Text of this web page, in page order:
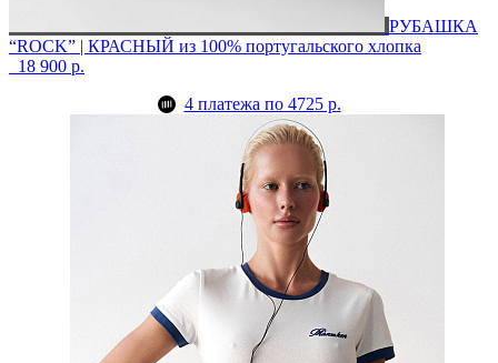
РУБАШКА
“ROCK” | КРАСНЫЙ из 100% португальского хлопка
18 900 р.
4 платежа по 4725 р.